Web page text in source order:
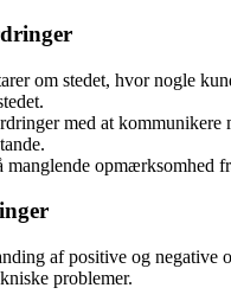
om stedet, hvor nogle
med at
opmærksomhed
af positive og
problemer.